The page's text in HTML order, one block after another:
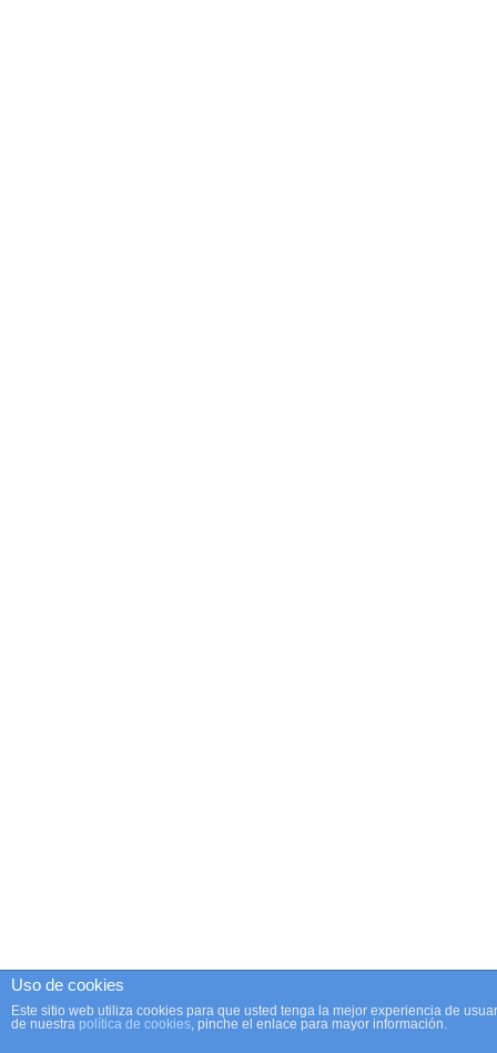
Uso de cookies
Este sitio web utiliza cookies para que usted tenga la mejor experiencia de
de nuestra política de cookies, pinche el enlace para mayor información.